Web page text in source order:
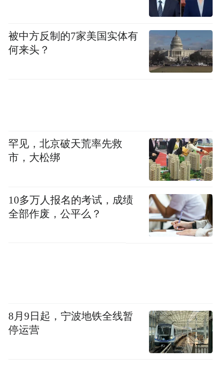
被中方反制的7家美国实体有
何来头？
罕见，北京破天荒率先救
市，大松绑
10多万人报名的考试，成绩
全部作废，公平么？
8月9日起，宁波地铁全线暂
停运营